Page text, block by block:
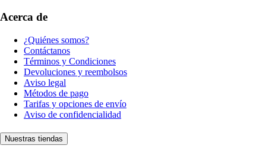
Acerca de
¿Quiénes somos?
Contáctanos
Términos y Condiciones
Devoluciones y reembolsos
Aviso legal
Métodos de pago
Tarifas y opciones de envío
Aviso de confidencialidad
Nuestras tiendas